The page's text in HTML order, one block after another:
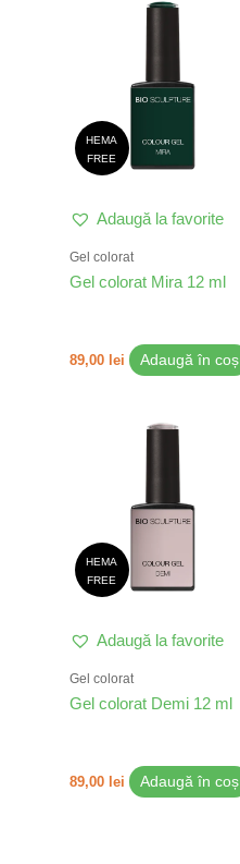
HEMA
FREE
Adaugă la favorite
Gel colorat
Gel colorat Mira 12 ml
89,00 lei Adaugă în coș
HEMA
FREE
Adaugă la favorite
Gel colorat
Gel colorat Demi 12 ml
89,00 lei Adaugă în coș